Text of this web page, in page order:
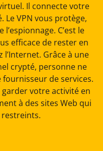
Il connecte votre
Le VPN vous protège,
C’est le
efficace de rester en
Grâce à une
crypté, personne ne
de services.
garder votre activité en
à des sites Web qui